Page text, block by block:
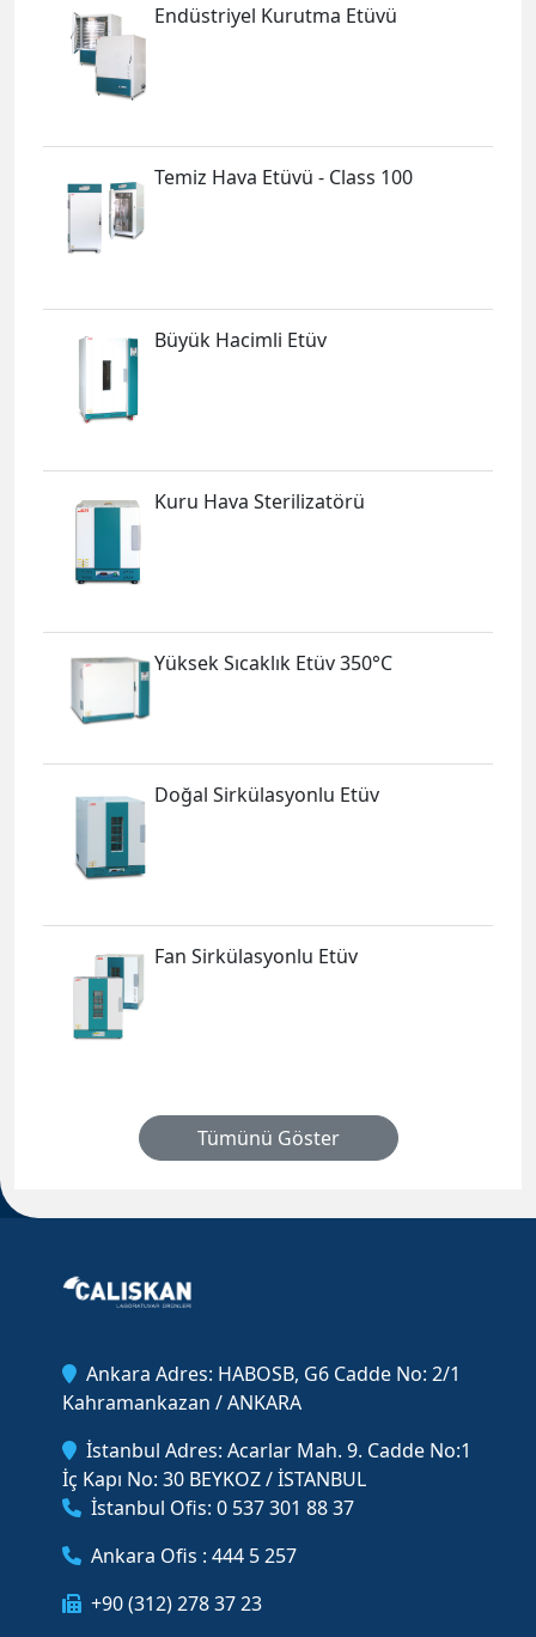
Endüstriyel Kurutma Etüvü
Temiz Hava Etüvü - Class 100
Büyük Hacimli Etüv
Kuru Hava Sterilizatörü
Yüksek Sıcaklık Etüv 350°C
Doğal Sirkülasyonlu Etüv
Fan Sirkülasyonlu Etüv
Tümünü Göster
Ankara Adres: HABOSB, G6 Cadde No: 2/1
Kahramankazan / ANKARA
İstanbul Adres: Acarlar Mah. 9. Cadde No:1
İç Kapı No: 30 BEYKOZ / İSTANBUL
İstanbul Ofis: 0 537 301 88 37
Ankara Ofis : 444 5 257
+90 (312) 278 37 23